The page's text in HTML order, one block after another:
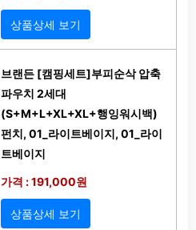
상품상세 보기
브랜든 [캠핑세트]부피순삭 압축
파우치 2세대
(S+M+L+XL+XL+행잉워시백)
펀치, 01_라이트베이지, 01_라이
트베이지
가격 : 191,000원
상품상세 보기